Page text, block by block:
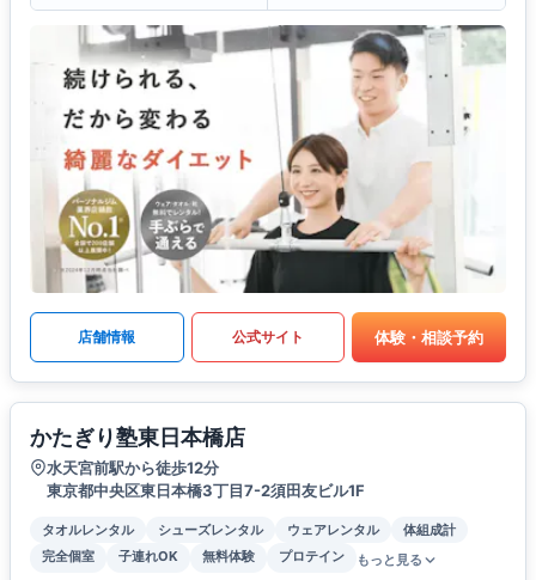
店舗情報 公式サイト 体験・相談予約
かたぎり塾東日本橋店
水天宮前駅から徒歩12分
東京都中央区東日本橋3丁目7-2須田友ビル1F
タオルレンタル シューズレンタル ウェアレンタル
体組成計
完全個室
子連れOK 無料体験 プロテイン もっと見る